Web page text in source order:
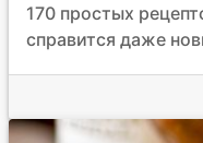
170 простых
справится даже